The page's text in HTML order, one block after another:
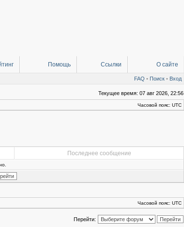
Помощь Ссылки О сайте
FAQ • Поиск • Вход
Текущее время: 07 авг 2026, 22:56
Часовой пояс: UTC
Последнее сообщение
Часовой пояс: UTC
Перейти: